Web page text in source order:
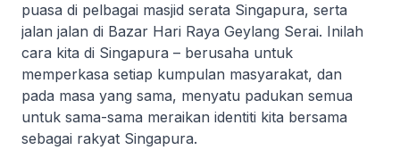
puasa di pelbagai masjid serata Singapura, serta
jalan jalan di Bazar Hari Raya Geylang Serai. Inilah
cara kita di Singapura – berusaha untuk
memperkasa setiap kumpulan masyarakat, dan
pada masa yang sama, menyatu padukan semua
untuk sama-sama meraikan identiti kita bersama
sebagai rakyat Singapura.